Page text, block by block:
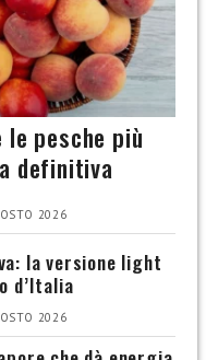
le pesche più
definitiva
2026
la versione light
d’Italia
2026